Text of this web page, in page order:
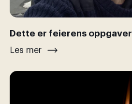
Dette er feierens oppgaver
Les mer